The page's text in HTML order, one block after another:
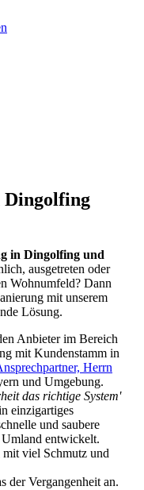
Dingolfing
in Dingolfing und
ausgetreten oder
Wohnumfeld? Dann
mit unserem
Lösung.
Anbieter im Bereich
mit Kundenstamm in
Herrn
und Umgebung.
das richtige System'
einzigartiges
und saubere
entwickelt.
viel Schmutz und
der Vergangenheit an.